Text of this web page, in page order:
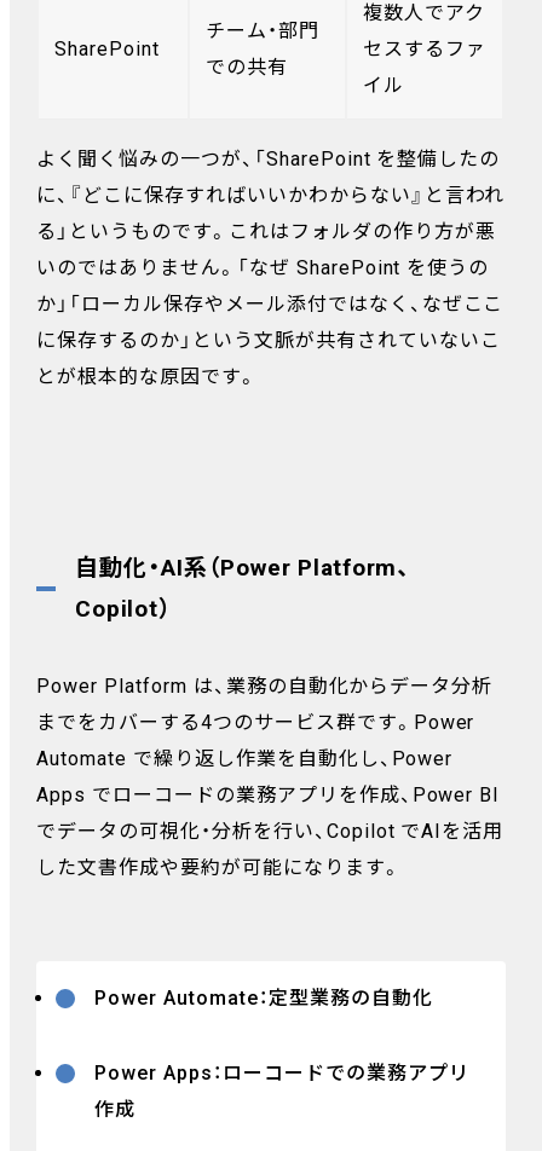
SharePoint
チーム・部門
での共有
複数人でアク
セスするファ
イル
よく聞く悩みの一つが、「SharePoint を整備したの
に、『どこに保存すればいいかわからない』と言われ
る」というものです。これはフォルダの作り方が悪
いのではありません。「なぜ SharePoint を使うの
か」「ローカル保存やメール添付ではなく、なぜここ
に保存するのか」という文脈が共有されていないこ
とが根本的な原因です。
自動化・AI系（Power Platform、
Copilot）
Power Platform は、業務の自動化からデータ分析
までをカバーする4つのサービス群です。Power
Automate で繰り返し作業を自動化し、Power
Apps でローコードの業務アプリを作成、Power BI
でデータの可視化・分析を行い、Copilot でAIを活用
した文書作成や要約が可能になります。
Power Automate：定型業務の自動化
Power Apps：ローコードでの業務アプリ
作成